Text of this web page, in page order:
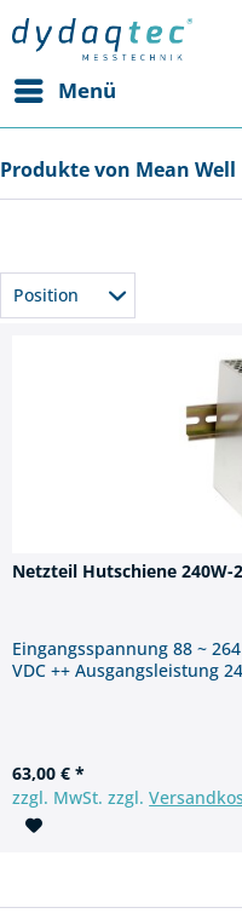
Menü
Produkte von Mean Well
Netzteil Hutschiene 240W-
Eingangsspannung 88 ~
VDC ++ Ausgangsleistung
63,00 € *
zzgl. MwSt. zzgl.